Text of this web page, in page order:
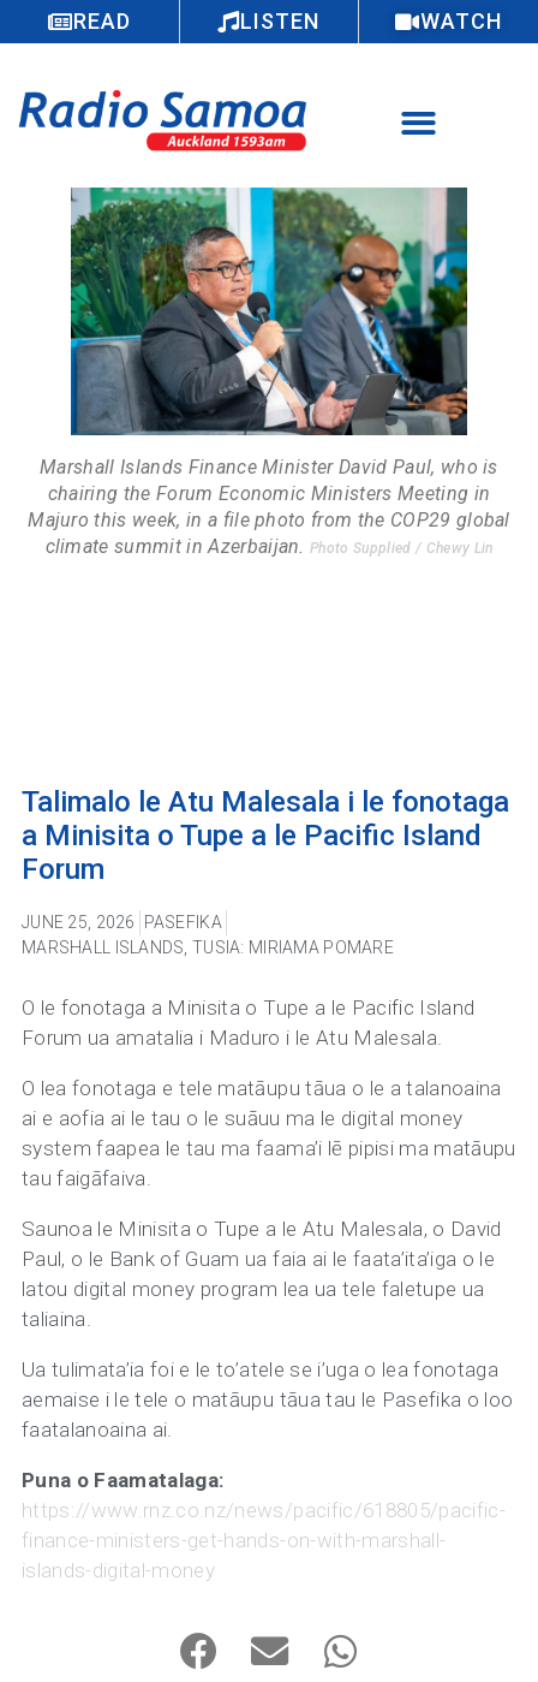
READ LISTEN WATCH
Marshall Islands Finance Minister David Paul, who is
chairing the Forum Economic Ministers Meeting in
Majuro this week, in a file photo from the COP29 global
climate summit in Azerbaijan.Photo Supplied / Chewy Lin
Talimalo le Atu Malesala i le fonotaga
a Minisita o Tupe a le Pacific Island
Forum
JUNE 25, 2026
PASEFIKA
MARSHALL ISLANDS,TUSIA: MIRIAMA POMARE
O le fonotaga a Minisita o Tupe a le Pacific Island
Forum ua amatalia i Maduro i le Atu Malesala.
O lea fonotaga e tele matāupu tāua o le a talanoaina
ai e aofia ai le tau o le suāuu ma le digital money
system faapea le tau ma faama’i lē pipisi ma matāupu
tau faigāfaiva.
Saunoa le Minisita o Tupe a le Atu Malesala, o David
Paul, o le Bank of Guam ua faia ai le faata’ita’iga o le
latou digital money program lea ua tele faletupe ua
taliaina.
Ua tulimata’ia foi e le to’atele se i’uga o lea fonotaga
aemaise i le tele o matāupu tāua tau le Pasefika o loo
faatalanoaina ai.
Puna o Faamatalaga:
https://www.rnz.co.nz/news/pacific/618805/pacific-
finance-ministers-get-hands-on-with-marshall-
islands-digital-money